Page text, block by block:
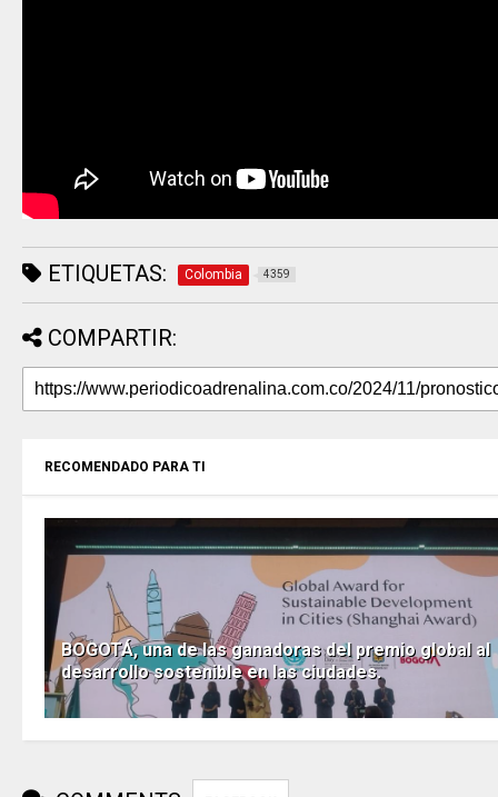
ETIQUETAS: Colombia 4359
COMPARTIR:
RECOMENDADO PARA TI
BOGOTÁ, una de las ganadoras del premio global al
desarrollo sostenible en las ciudades.